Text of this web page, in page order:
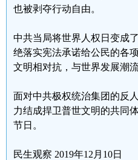
也被剥夺行动自由。
中共当局将世界人权日变成
绝落实宪法承诺给公民的各
文明相对抗，与世界发展潮
面对中共极权统治集团的反
力结成捍卫普世文明的共同
节日。
民生观察 2019年12月10日